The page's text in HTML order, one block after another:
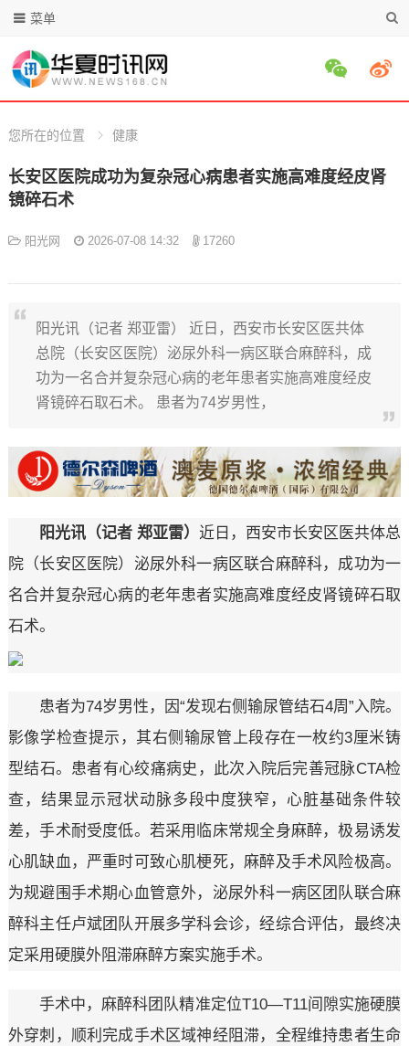
菜单
您所在的位置 健康
长安区医院成功为复杂冠心病患者实施高难度经皮肾
镜碎石术
阳光网 2026-07-08 14:32 17260
阳光讯（记者 郑亚雷） 近日，西安市长安区医共体
总院（长安区医院）泌尿外科一病区联合麻醉科，成
功为一名合并复杂冠心病的老年患者实施高难度经皮
肾镜碎石取石术。 患者为74岁男性，
阳光讯（记者 郑亚雷） 近日，西安市长安区医共体总
院（长安区医院）泌尿外科一病区联合麻醉科，成功为一
名合并复杂冠心病的老年患者实施高难度经皮肾镜碎石取
石术。
患者为74岁男性，因“发现右侧输尿管结石4周”入院。
影像学检查提示，其右侧输尿管上段存在一枚约3厘米铸
型结石。患者有心绞痛病史，此次入院后完善冠脉CTA检
查，结果显示冠状动脉多段中度狭窄，心脏基础条件较
差，手术耐受度低。若采用临床常规全身麻醉，极易诱发
心肌缺血，严重时可致心肌梗死，麻醉及手术风险极高。
为规避围手术期心血管意外，泌尿外科一病区团队联合麻
醉科主任卢斌团队开展多学科会诊，经综合评估，最终决
定采用硬膜外阻滞麻醉方案实施手术。
手术中，麻醉科团队精准定位T10—T11间隙实施硬膜
外穿刺，顺利完成手术区域神经阻滞，全程维持患者生命